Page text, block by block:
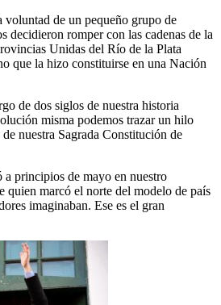
voluntad de un pequeño grupo de
decidieron romper con las cadenas de la
Unidas del Río de la Plata
que la hizo constituirse en una Nación
de dos siglos de nuestra historia
misma podemos trazar un hilo
nuestra Sagrada Constitución de
a principios de mayo en nuestro
quien marcó el norte del modelo de país
imaginaban. Ese es el gran